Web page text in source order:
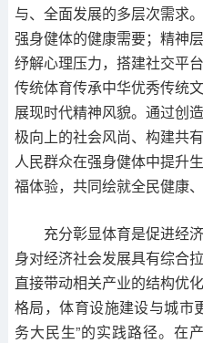
与、全面发展的多层次需求
强身健体的健康需要；精神
纾解心理压力，搭建社交平
传统体育传承中华优秀传统
展现时代精神风貌。通过创
极向上的社会风尚、构建共
人民群众在强身健体中提升
福体验，共同绘就全民健康
充分彰显体育是促进经
身对经济社会发展具有综合
直接带动相关产业的结构优
格局，体育设施建设与城市
务大民生”的实践路径。在